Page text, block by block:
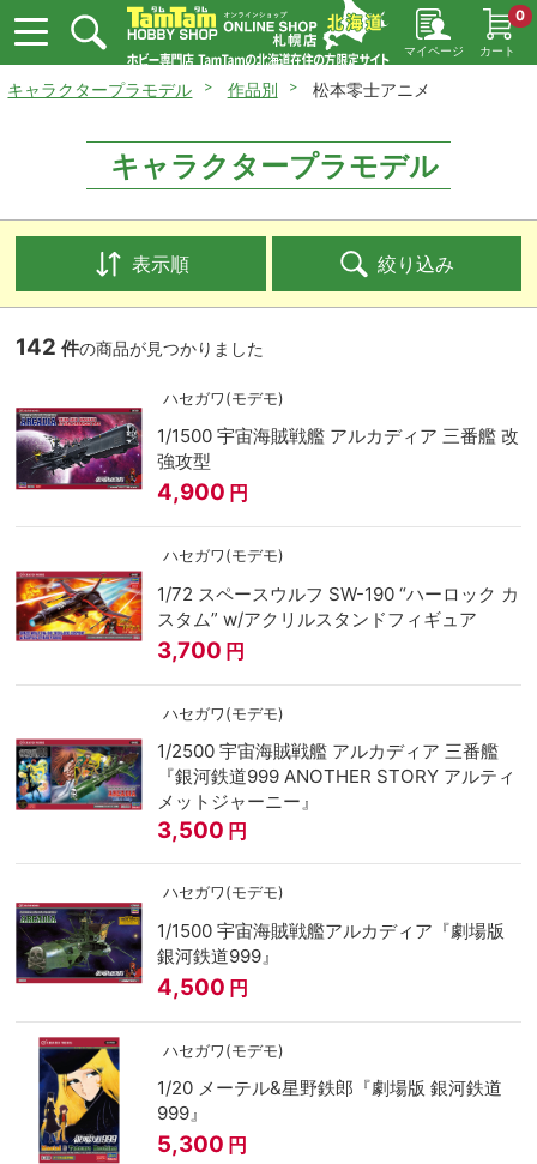
マイページ カート
0
キャラクタープラモデル 作品別 松本零士アニメ
キャラクタープラモデル
表示順 絞り込み
142 件の商品が見つかりました
ハセガワ(モデモ)
1/1500 宇宙海賊戦艦 アルカディア 三番艦 改
強攻型
4,900 円
ハセガワ(モデモ)
1/72 スペースウルフ SW-190 “ハーロック カ
スタム” w/アクリルスタンドフィギュア
3,700 円
ハセガワ(モデモ)
1/2500 宇宙海賊戦艦 アルカディア 三番艦
『銀河鉄道999 ANOTHER STORY アルティ
メットジャーニー』
3,500 円
ハセガワ(モデモ)
1/1500 宇宙海賊戦艦アルカディア『劇場版
銀河鉄道999』
4,500 円
ハセガワ(モデモ)
1/20 メーテル&星野鉄郎『劇場版 銀河鉄道
999』
5,300 円